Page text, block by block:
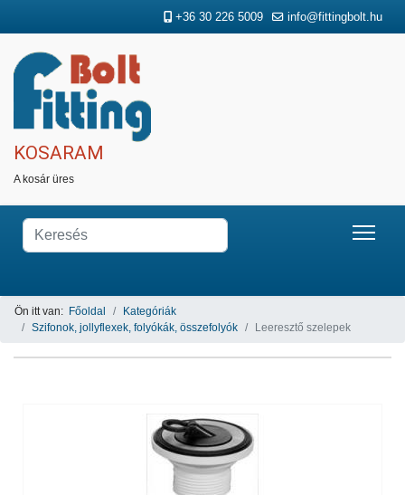
+36 30 226 5009 info@fittingbolt.hu
KOSARAM
A kosár üres
Ön itt van: Főoldal
Kategóriák
Szifonok, jollyflexek, folyókák, összefolyók
Leeresztő szelepek